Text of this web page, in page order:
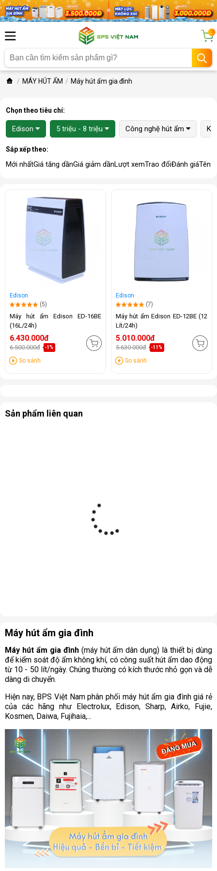
...
MÁY HÚT ẨM Máy hút ẩm gia đình
Chọn theo tiêu chí:
Edison 5 triệu - 8 triệu Công nghệ hút ẩm
Sắp xếp theo:
Mới nhấtGiá tăng dầnGiá giảm dầnLượt xemTrao đổiĐánh giáTên
Edison
(5)
Máy hút ẩm Edison ED-16BE
(16L/24h)
6.430.000đ
6.500.000đ -1%
So sánh
Edison
(7)
Máy hút ẩm Edison ED-12BE (12
Lít/24h)
5.010.000đ
5.630.000đ -11%
So sánh
Sản phẩm liên quan
Máy hút ẩm gia đình
Máy hút ẩm gia đình(máy hút ẩm dân dụng) là thiết bị dùng
để kiểm soát độ ẩm không khí, có công suất hút ẩm dao động
từ 10 - 50 lít/ngày. Chúng thường có kích thước nhỏ gọn và dễ
dàng di chuyển.
Hiện nay, BPS Việt Nam phân phối máy hút ẩm gia đình giá rẻ
của các hãng như Electrolux, Edison, Sharp, Airko, Fujie,
Kosmen, Daiwa, Fujihaia,...